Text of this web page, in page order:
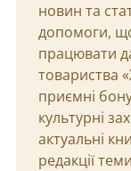
новин та
допомоги,
працювати
товариства
приємні
культурні
актуальні
редакції